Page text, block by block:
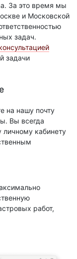
За это время мы
и Московской
задач.
задачи
на нашу почту
Вы всегда
личному кабинету
работ,